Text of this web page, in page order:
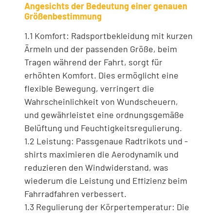
Angesichts der Bedeutung einer genauen
Größenbestimmung
1.1 Komfort: Radsportbekleidung mit kurzen
Ärmeln und der passenden Größe, beim
Tragen während der Fahrt, sorgt für
erhöhten Komfort. Dies ermöglicht eine
flexible Bewegung, verringert die
Wahrscheinlichkeit von Wundscheuern,
und gewährleistet eine ordnungsgemäße
Belüftung und Feuchtigkeitsregulierung.
1.2 Leistung: Passgenaue Radtrikots und -
shirts maximieren die Aerodynamik und
reduzieren den Windwiderstand, was
wiederum die Leistung und Effizienz beim
Fahrradfahren verbessert.
1.3 Regulierung der Körpertemperatur: Die